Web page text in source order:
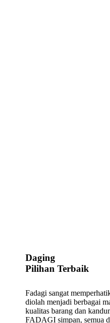
Daging
Pilihan Terbaik
Fadagi sangat
diolah menjadi berbagai
kualitas barang dan
FADAGI simpan, semua